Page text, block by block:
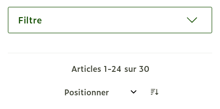
Filtre
Articles 1-24 sur 30
Trier par: